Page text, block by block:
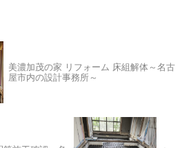
美濃加茂の家 リフォーム 床組解体～名古
屋市内の設計事務所～